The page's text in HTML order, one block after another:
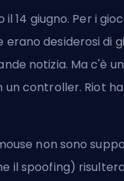
14 giugno. Per i
desiderosi di
notizia. Ma c'è
un controller. Riot
non sono
il spoofing)